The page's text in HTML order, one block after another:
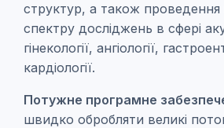
структур, а також
спектру досліджень в сфері
гінекології, ангіології,
кардіології.
Потужне програмне
швидко обробляти великі